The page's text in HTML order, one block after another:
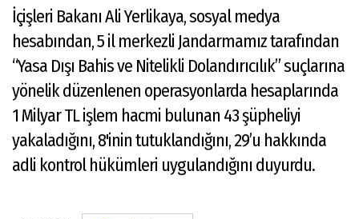
Günün
Haberleri
Biyografiler
İçişleri Bakanı Ali Yerlikaya, sosyal medya
hesabından, 5 il merkezli Jandarmamız tarafından
“Yasa Dışı Bahis ve Nitelikli Dolandırıcılık” suçlarına
yönelik düzenlenen operasyonlarda hesaplarında
1 Milyar TL işlem hacmi bulunan 43 şüpheliyi
yakaladığını, 8'inin tutuklandığını, 29’u hakkında
adli kontrol hükümleri uygulandığını duyurdu.